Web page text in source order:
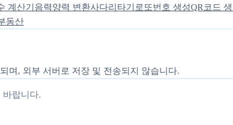
계산기 음력양력 변환사다리타기 로또번호 생성QR코드
동산
며, 외부 서버로 저장 및 전송되지 않습니다.
바랍니다.